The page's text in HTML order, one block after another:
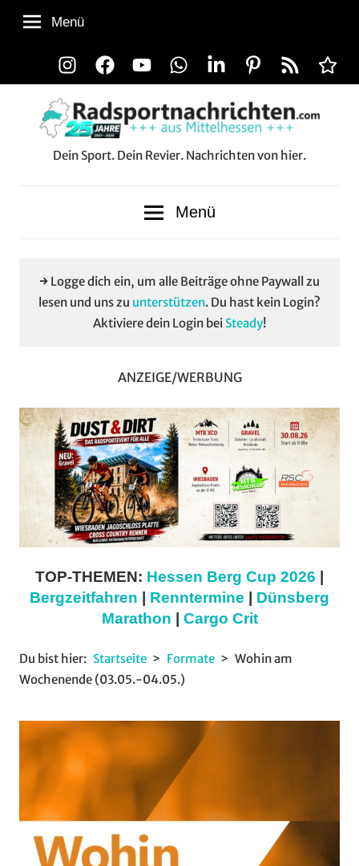
Zum
Inhalt
InstagramFacebookYouTubeWhatsAppLinkedInPinterest
RSS-
Feed
Alle
Menü
Dein Sport. Dein Revier. Nachrichten von hier.
Menü
→ Logge dich ein, um alle Beiträge ohne Paywall zu
lesen und uns zu unterstützen. Du hast kein Login?
Aktiviere dein Login bei Steady!
ANZEIGE/WERBUNG
TOP-THEMEN: Hessen Berg Cup 2026 |
Bergzeitfahren | Renntermine | Dünsberg
Marathon | Cargo Crit
Du bist hier: Startseite Formate
Wohin am
Wochenende (03.05.-04.05.)